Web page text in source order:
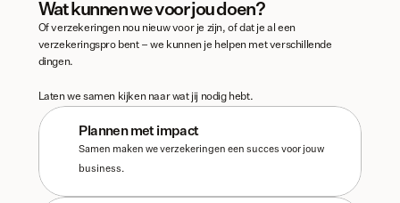
Wat kunnen we voor jou doen?
Of verzekeringen nou nieuw voor je zijn, of dat je al een
verzekeringspro bent – we kunnen je helpen met verschillende
dingen.
Laten we samen kijken naar wat jij nodig hebt.
Plannen met impact
Samen maken we verzekeringen een succes voor jouw
business.